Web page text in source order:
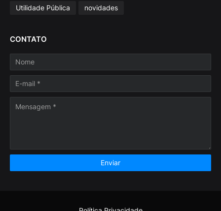
Utilidade Pública
novidades
CONTATO